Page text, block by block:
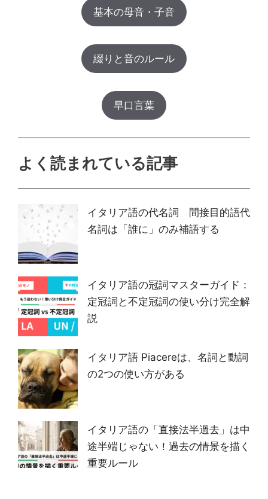
基本の母音・子音
綴りと音のルール
早口言葉
よく読まれている記事
イタリア語の代名詞 間接目的語代
名詞は「誰に」のみ補語する
イタリア語の冠詞マスターガイド：
定冠詞と不定冠詞の使い分け完全解
説
イタリア語 Piacereは、名詞と動詞
の2つの使い方がある
イタリア語の「直接法半過去」は中
途半端じゃない！過去の情景を描く
重要ルール